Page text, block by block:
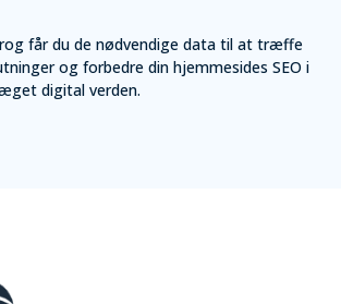
får du de nødvendige data til at træffe
og forbedre din hjemmesides SEO i
digital verden.